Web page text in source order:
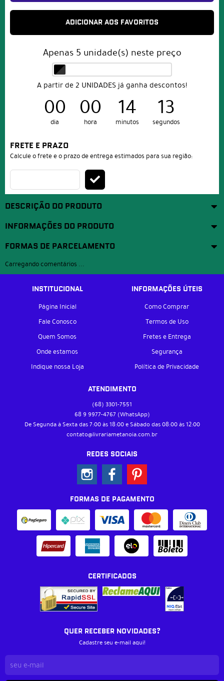
ADICIONAR AOS FAVORITOS
Apenas 5 unidade(s) neste preço
A partir de 2 UNIDADES já ganha descontos!
00
dia
00
hora
14
minutos
13
segundos
FRETE E PRAZO
Calcule o frete e o prazo de entrega estimados para sua região:
DESCRIÇÃO DO PRODUTO
INFORMAÇÕES DO PRODUTO
FORMAS DE PARCELAMENTO
Carregando comentários ...
INSTITUCIONAL
Página Inicial
Fale Conosco
Quem Somos
Onde estamos
Indique nossa Loja
INFORMAÇÕES ÚTEIS
Como Comprar
Termos de Uso
Fretes e Entrega
Segurança
Política de Privacidade
ATENDIMENTO
(68) 3301-7551
68 9 9977-4767 (WhatsApp)
De Segunda à Sexta das 7:00 às 18:00 e Sábado das 08:00 às 12:00
contato@livrariametanoia.com.br
REDES SOCIAIS
FORMAS DE PAGAMENTO
CERTIFICADOS
QUER RECEBER NOVIDADES?
Cadastre seu e-mail aqui!